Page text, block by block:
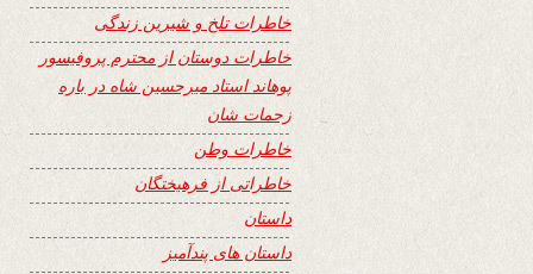
خاطرات تلخ و شیرین زندگی
خاطرات دوستان از محترم پروفیسور
پوهاند استاد میرحسین شاه در باره
زحمات شان
خاطرات وطن
خاطراتی از فرهیختگان
داستان
داستان های پندآمیز